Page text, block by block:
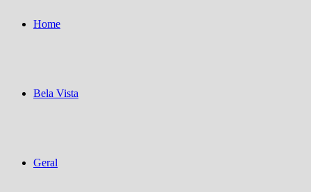
Home
Bela Vista
Geral